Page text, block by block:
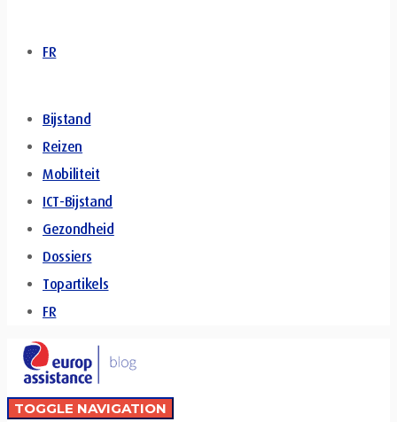
FR
Bijstand
Reizen
Mobiliteit
ICT-Bijstand
Gezondheid
Dossiers
Topartikels
FR
TOGGLE NAVIGATION